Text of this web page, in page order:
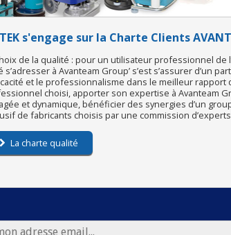
s'engage sur la Charte Clients
de la qualité : pour un utilisateur professionnel de
s’adresser à Avanteam Group’ s’est s’assurer d’un
et le professionnalisme dans le meilleur
choisi, apporter son expertise à Avanteam
et dynamique, bénéficier des synergies d’un
de fabricants choisis par une commission
La charte qualité